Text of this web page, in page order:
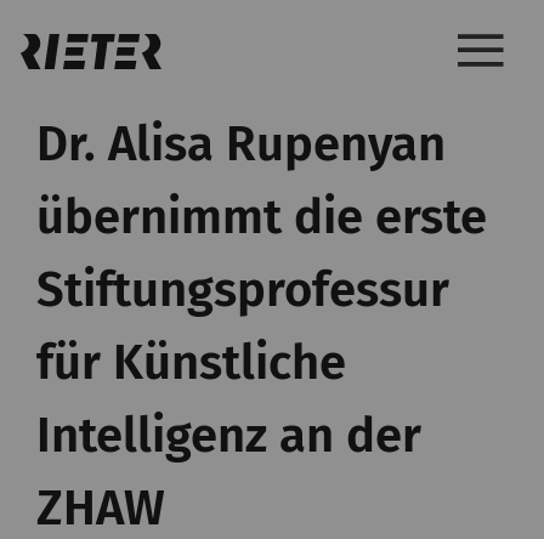
Dr. Alisa Rupenyan
übernimmt die erste
Stiftungsprofessur
für Künstliche
Intelligenz an der
ZHAW